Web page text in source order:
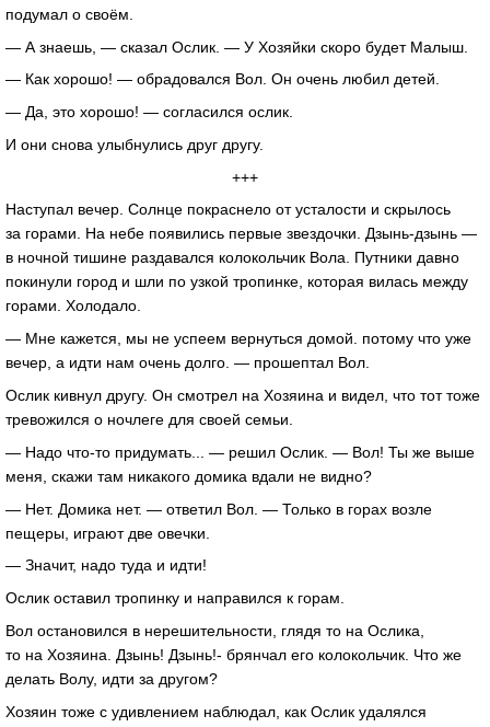
подумал о своём.
— А знаешь, — сказал Ослик. — У Хозяйки скоро будет Малыш.
— Как хорошо! — обрадовался Вол. Он очень любил детей.
— Да, это хорошо! — согласился ослик.
И они снова улыбнулись друг другу.
+++
Наступал вечер. Солнце покраснело от усталости и скрылось
за горами. На небе появились первые звездочки. Дзынь-дзынь —
в ночной тишине раздавался колокольчик Вола. Путники давно
покинули город и шли по узкой тропинке, которая вилась между
горами. Холодало.
— Мне кажется, мы не успеем вернуться домой. потому что уже
вечер, а идти нам очень долго. — прошептал Вол.
Ослик кивнул другу. Он смотрел на Хозяина и видел, что тот тоже
тревожился о ночлеге для своей семьи.
— Надо что-то придумать... — решил Ослик. — Вол! Ты же выше
меня, скажи там никакого домика вдали не видно?
— Нет. Домика нет. — ответил Вол. — Только в горах возле
пещеры, играют две овечки.
— Значит, надо туда и идти!
Ослик оставил тропинку и направился к горам.
Вол остановился в нерешительности, глядя то на Ослика,
то на Хозяина. Дзынь! Дзынь!- брянчал его колокольчик. Что же
делать Волу, идти за другом?
Хозяин тоже с удивлением наблюдал, как Ослик удалялся